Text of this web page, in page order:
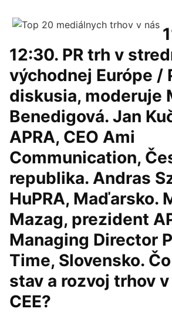
12:30. PR trh v
východnej Európe /
diskusia, moderuje
Benedigová. Jan
APRA, CEO Ami
Communication,
republika. Andras
HuPRA, Maďarsko.
Mazag, prezident
Managing Director
Time, Slovensko.
stav a rozvoj trhov
CEE?